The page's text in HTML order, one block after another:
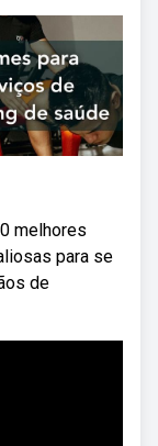
melhores
para se
de